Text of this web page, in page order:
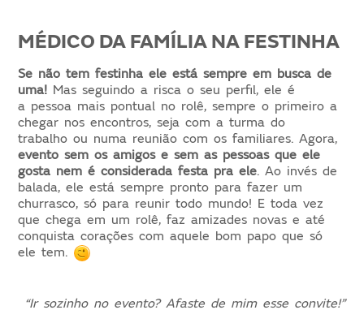
MÉDICO DA FAMÍLIA NA FESTINHA
Se não tem festinha ele está sempre em busca de
uma! Mas seguindo a risca o seu perfil, ele é
a pessoa mais pontual no rolê, sempre o primeiro a
chegar nos encontros, seja com a turma do
trabalho ou numa reunião com os familiares. Agora,
evento sem os amigos e sem as pessoas que ele
gosta nem é considerada festa pra ele. Ao invés de
balada, ele está sempre pronto para fazer um
churrasco, só para reunir todo mundo! E toda vez
que chega em um rolê, faz amizades novas e até
conquista corações com aquele bom papo que só
ele tem.
“Ir sozinho no evento? Afaste de mim esse convite!”